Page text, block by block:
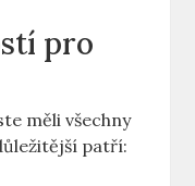
pro
měli všechny
patří: